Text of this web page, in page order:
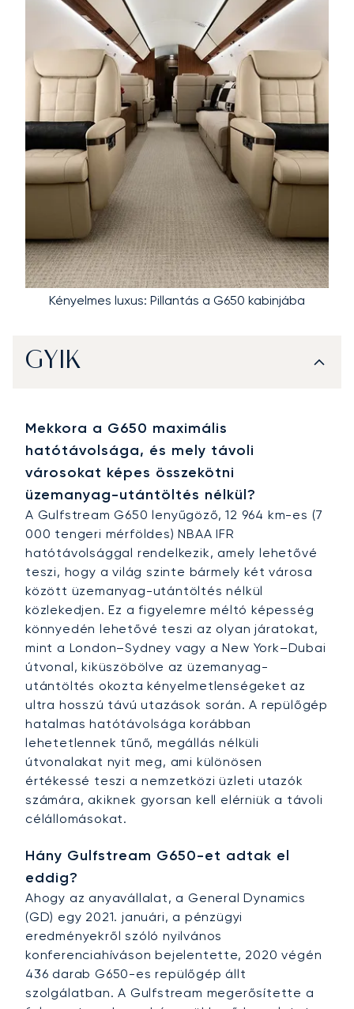
Kényelmes luxus: Pillantás a G650 kabinjába
GYIK
Mekkora a G650 maximális
hatótávolsága, és mely távoli
városokat képes összekötni
üzemanyag-utántöltés nélkül?
A Gulfstream G650 lenyűgöző, 12 964 km-es (7
000 tengeri mérföldes) NBAA IFR
hatótávolsággal rendelkezik, amely lehetővé
teszi, hogy a világ szinte bármely két városa
között üzemanyag-utántöltés nélkül
közlekedjen. Ez a figyelemre méltó képesség
könnyedén lehetővé teszi az olyan járatokat,
mint a London–Sydney vagy a New York–Dubai
útvonal, kiküszöbölve az üzemanyag-
utántöltés okozta kényelmetlenségeket az
ultra hosszú távú utazások során. A repülőgép
hatalmas hatótávolsága korábban
lehetetlennek tűnő, megállás nélküli
útvonalakat nyit meg, ami különösen
értékessé teszi a nemzetközi üzleti utazók
számára, akiknek gyorsan kell elérniük a távoli
célállomásokat.
Hány Gulfstream G650-et adtak el
eddig?
Ahogy az anyavállalat, a General Dynamics
(GD) egy 2021. januári, a pénzügyi
eredményekről szóló nyilvános
konferenciahíváson bejelentette, 2020 végén
436 darab G650-es repülőgép állt
szolgálatban. A Gulfstream megerősítette a